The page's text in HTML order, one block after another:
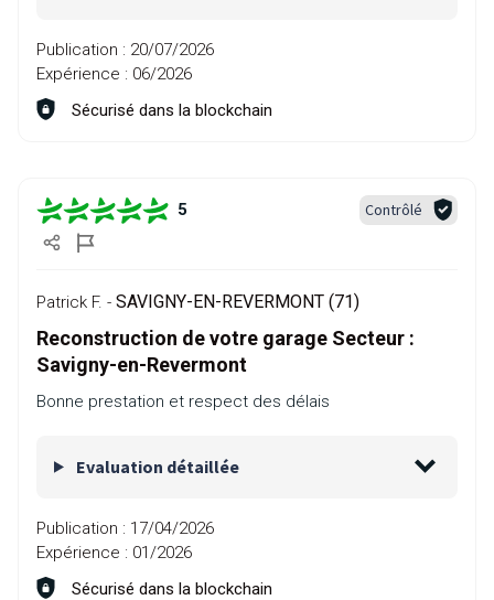
Publication : 20/07/2026
Expérience : 06/2026
Sécurisé dans la blockchain
5 Contrôlé
Patrick F. - SAVIGNY-EN-REVERMONT (71)
Reconstruction de votre garage Secteur :
Savigny-en-Revermont
Bonne prestation et respect des délais
Evaluation détaillée
Publication : 17/04/2026
Expérience : 01/2026
Sécurisé dans la blockchain